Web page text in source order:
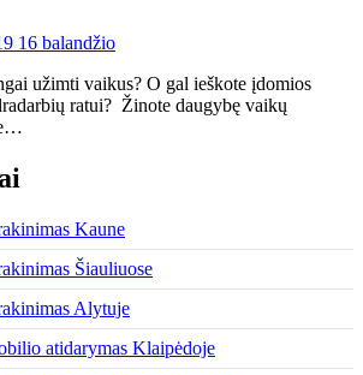
16 balandžio
užimti vaikus? O gal ieškote įdomios
ratui? Žinote daugybę vaikų
Kaune
Šiauliuose
Alytuje
atidarymas Klaipėdoje